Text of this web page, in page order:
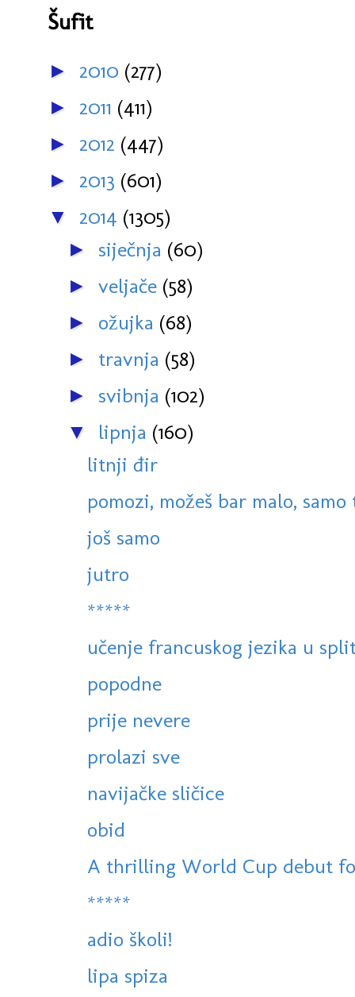
Šufit
► 2010 (277)
► 2011 (411)
► 2012 (447)
► 2013 (601)
▼ 2014 (1305)
► siječnja (60)
► veljače (58)
► ožujka (68)
► travnja (58)
► svibnja (102)
▼ lipnja (160)
litnji đir
pomozi, možeš bar malo,
još samo
jutro
*****
učenje francuskog jezika u
popodne
prije nevere
prolazi sve
navijačke sličice
obid
A thrilling World Cup debut
*****
adio školi!
lipa spiza